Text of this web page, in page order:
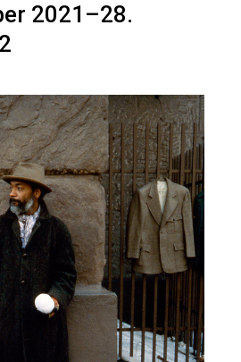
2021–28.